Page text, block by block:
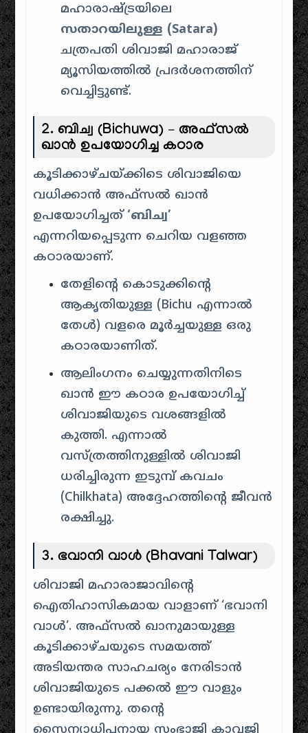
മഹാരാഷ്ട്രയിലെ
സതാറയിലുള്ള (Satara)
ചത്രപതി ശിവാജി മഹാരാജ്
മ്യൂസിയത്തിൽ പ്രദർശനത്തിന്
വെച്ചിട്ടുണ്ട്.
2. ബിച്വ (Bichuwa) – അഫ്സൽ
ഖാൻ ഉപയോഗിച്ച കഠാര
കൂടിക്കാഴ്ചയ്ക്കിടെ ശിവാജിയെ
വധിക്കാൻ അഫ്സൽ ഖാൻ
ഉപയോഗിച്ചത്‘ബിച്വ’
എന്നറിയപ്പെടുന്ന ചെറിയ വളഞ്ഞ
കഠാരയാണ്.
തേളിന്റെ കൊടുക്കിന്റെ
ആകൃതിയുള്ള (Bichu എന്നാൽ
തേൾ) വളരെ മൂർച്ചയുള്ള ഒരു
കഠാരയാണിത്.
ആലിംഗനം ചെയ്യുന്നതിനിടെ
ഖാൻ ഈ കഠാര ഉപയോഗിച്ച്
ശിവാജിയുടെ വശങ്ങളിൽ
കുത്തി. എന്നാൽ
വസ്ത്രത്തിനുള്ളിൽ ശിവാജി
ധരിച്ചിരുന്ന ഇടുമ്പ് കവചം
(Chilkhata) അദ്ദേഹത്തിന്റെ ജീവൻ
രക്ഷിച്ചു.
3. ഭവാനി വാൾ (Bhavani Talwar)
ശിവാജി മഹാരാജാവിന്റെ
ഐതിഹാസികമായ വാളാണ് ‘ഭവാനി
വാൾ’. അഫ്സൽ ഖാനുമായുള്ള
കൂടിക്കാഴ്ചയുടെ സമയത്ത്
അടിയന്തര സാഹചര്യം നേരിടാൻ
ശിവാജിയുടെ പക്കൽ ഈ വാളും
ഉണ്ടായിരുന്നു. തന്റെ
സൈന്യാധിപനായ സംഭാജി കാവജി